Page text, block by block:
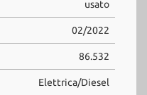
usato
02/2022
86.532
Elettrica/Diesel